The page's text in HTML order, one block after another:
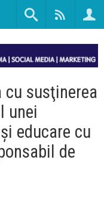
cu susţinerea
unei
educare cu
de